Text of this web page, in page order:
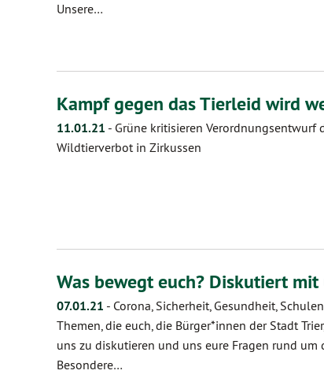
Unsere…
Kampf gegen das Tierleid wird
11.01.21 - Grüne kritisieren
Wildtierverbot in Zirkussen
Was bewegt euch? Diskutiert mit
07.01.21 - Corona, Sicherheit, Gesundheit,
Themen, die euch, die Bürger*innen der Stadt
uns zu diskutieren und uns eure Fragen rund
Besondere…